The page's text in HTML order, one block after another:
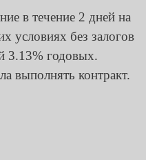
в течение 2 дней на
без залогов
3.13% годовых.
выполнять контракт.